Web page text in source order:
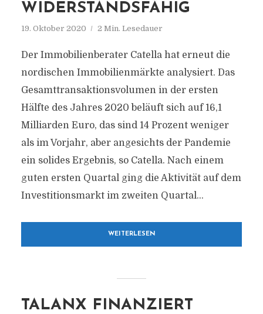
WIDERSTANDSFÄHIG
19. Oktober 2020 2 Min. Lesedauer
Der Immobilienberater Catella hat erneut die
nordischen Immobilienmärkte analysiert. Das
Gesamttransaktionsvolumen in der ersten
Hälfte des Jahres 2020 beläuft sich auf 16,1
Milliarden Euro, das sind 14 Prozent weniger
als im Vorjahr, aber angesichts der Pandemie
ein solides Ergebnis, so Catella. Nach einem
guten ersten Quartal ging die Aktivität auf dem
Investitionsmarkt im zweiten Quartal...
WEITERLESEN
TALANX FINANZIERT